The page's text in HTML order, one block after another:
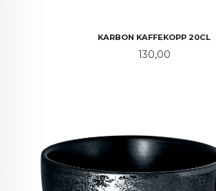
KARBON KAFFEKOPP 20CL
Pris
130,00